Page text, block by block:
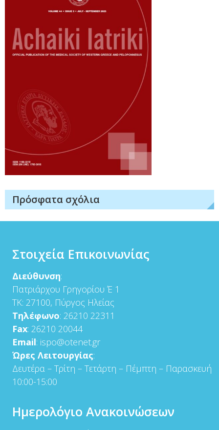
Πρόσφατα σχόλια
Στοιχεία Επικοινωνίας
Διεύθυνση:
Πατριάρχου Γρηγορίου Έ 1
ΤΚ: 27100, Πύργος Ηλείας
Τηλέφωνο: 26210 22311
Fax: 26210 20044
Email: ispo@otenet.gr
Ώρες Λειτουργίας:
Δευτέρα – Τρίτη – Τετάρτη – Πέμπτη – Παρασκευή
10:00-15:00
Ημερολόγιο Ανακοινώσεων